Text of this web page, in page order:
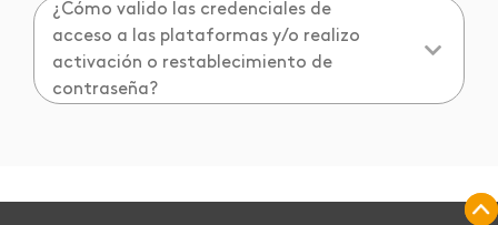
¿Cómo valido las credenciales de
acceso a las plataformas y/o realizo
activación o restablecimiento de
contraseña?